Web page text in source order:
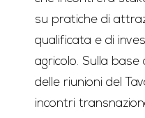
su pratiche di
qualificata e di
agricolo. Sulla
delle riunioni del
incontri